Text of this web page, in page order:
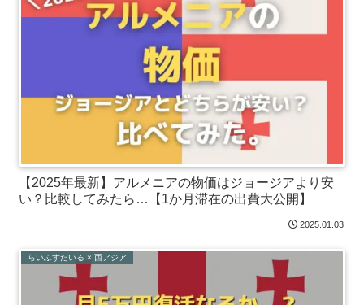
【2025年最新】アルメニアの物価はジョージアより安
い？比較してみたら…【1か月滞在の出費大公開】
2025.01.03
らいふすたいる × 西アジア